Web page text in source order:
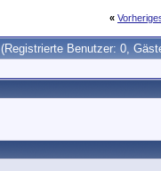
«
(Registrierte Benutzer: 0,